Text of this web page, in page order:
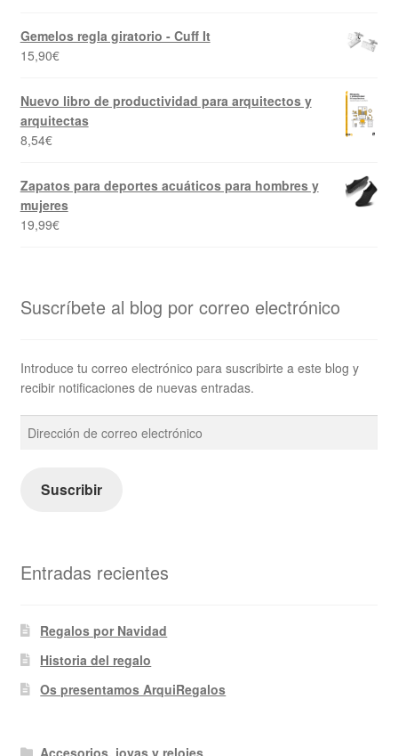
Gemelos regla giratorio - Cuff It
15,90€
Nuevo libro de productividad para arquitectos y
arquitectas
8,54€
Zapatos para deportes acuáticos para hombres y
mujeres
19,99€
Suscríbete al blog por correo electrónico
Introduce tu correo electrónico para suscribirte a este blog y
recibir notificaciones de nuevas entradas.
de
electrónico
Suscribir
Entradas recientes
Regalos por Navidad
Historia del regalo
Os presentamos ArquiRegalos